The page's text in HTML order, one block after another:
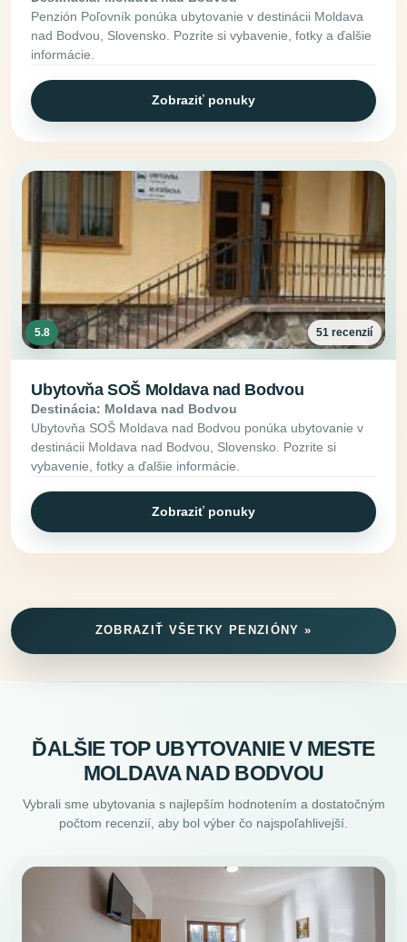
Penzión Poľovník ponúka ubytovanie v destinácii Moldava
nad Bodvou, Slovensko. Pozrite si vybavenie, fotky a ďalšie
informácie.
Zobraziť ponuky
5.8 51 recenzií
Ubytovňa SOŠ Moldava nad Bodvou
Destinácia: Moldava nad Bodvou
Ubytovňa SOŠ Moldava nad Bodvou ponúka ubytovanie v
destinácii Moldava nad Bodvou, Slovensko. Pozrite si
vybavenie, fotky a ďalšie informácie.
Zobraziť ponuky
ZOBRAZIŤ VŠETKY PENZIÓNY »
ĎALŠIE TOP UBYTOVANIE V MESTE
MOLDAVA NAD BODVOU
Vybrali sme ubytovania s najlepším hodnotením a dostatočným
počtom recenzií, aby bol výber čo najspoľahlivejší.